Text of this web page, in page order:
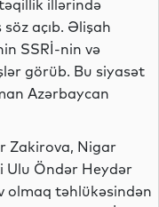
illərində
açıb. Əlişah
SSRİ-nin və
görüb. Bu siyasət
Azərbaycan
Zakirova, Nigar
Ulu Öndər Heydər
olmaq təhlükəsindən